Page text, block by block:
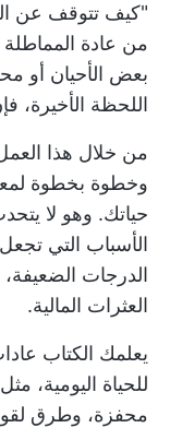
"كيف تتوقف عن
من عادة
بعض الأحيان أو
اللحظة الأخيرة،
من خلال هذا
وخطوة بخطوة
حياتك. وهو لا
الأسباب التي
الدرجات
العثرات المالية.
يعلمك الكتاب
محفزة، وطرق